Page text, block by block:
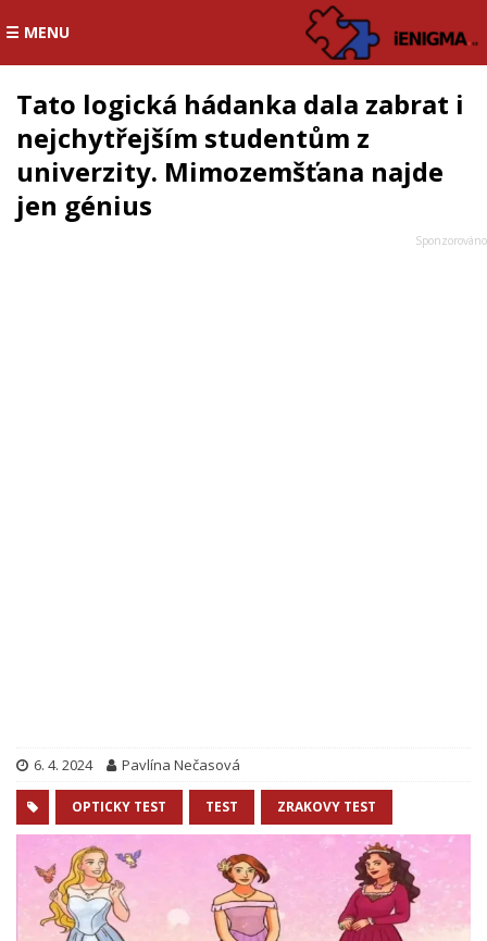
☰ MENU
Tato logická hádanka dala zabrat i
nejchytřejším studentům z
univerzity. Mimozemšťana najde
jen génius
6. 4. 2024 Pavlína Nečasová
OPTICKY TEST TEST ZRAKOVY TEST